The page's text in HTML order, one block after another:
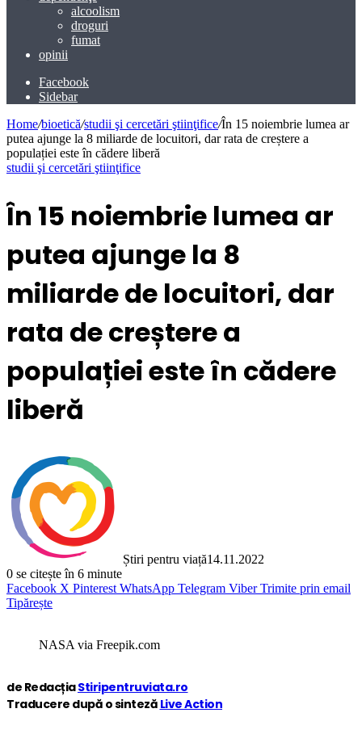
alcoolism
droguri
fumat
opinii
Facebook
Sidebar
Home/bioetică/studii şi cercetări ştiinţifice/În 15 noiembrie lumea ar
putea ajunge la 8 miliarde de locuitori, dar rata de creștere a
populației este în cădere liberă
studii şi cercetări ştiinţifice
În 15 noiembrie lumea ar
putea ajunge la 8
miliarde de locuitori, dar
rata de creștere a
populației este în cădere
liberă
Știri pentru viață14.11.2022
0 se citește în 6 minute
Facebook X Pinterest WhatsApp Telegram Viber Trimite prin email
Tipărește
NASA via Freepik.com
de RedacțiaStiripentruviata.ro
Traducere după o sinteză Live Action